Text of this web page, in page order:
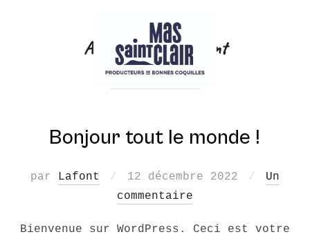
Auteur/autrice :Lafont
Bonjour tout le monde !
par Lafont
Publié
le
12 décembre 2022
Un
commentaire
Bienvenue sur WordPress. Ceci est votre